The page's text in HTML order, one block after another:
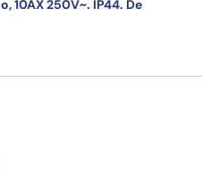
10AX 250V~. IP44. De